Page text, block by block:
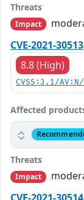
Threats
Impact
CVE-2021-30513
8.8 (High)
CVSS:3.1/
Affected
Threats
Impact